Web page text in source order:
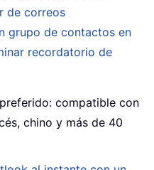
de correos
grupo de contactos en
recordatorio de
compatible con
chino y más de 40